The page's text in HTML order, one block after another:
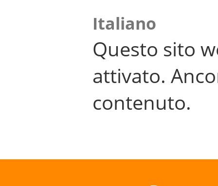
Italiano
Questo sito
attivato.
contenuto.